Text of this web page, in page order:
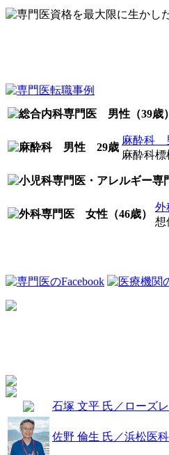
麻酔科
麻酔科
外
想
石塚 文平 氏／ローズ
佐野 倫生 氏／浜松医